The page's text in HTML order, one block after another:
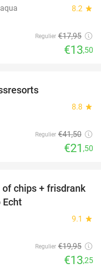
8.2 star
Regulier €17,95
€13,50
8.8 star
Regulier €41,50
€21 ,50
34%
chips + frisdrank
Echt
9.1 star
Regulier €19,95
€13,25